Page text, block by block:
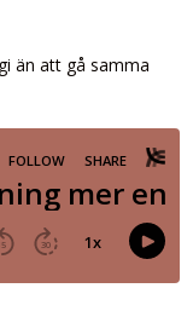
än att gå samma